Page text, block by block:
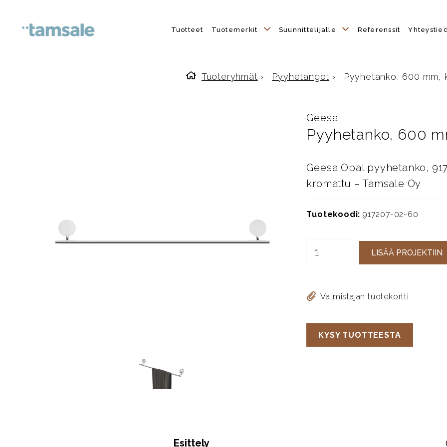
Tuotteet Tuotemerkit Suunnittelijalle Referenssit
Etusivulle
Tuoteryhmät › Pyyhetangot › Pyyhetanko, 600 mm,
Geesa
Pyyhetanko, 600
Geesa Opal pyyhetanko,
kromattu – Tamsale Oy
Tuotekoodi: 917207-02-60
LISÄÄ PROJEKTIIN
Valmistajan tuotekortti
KYSY TUOTTEESTA
Esittely